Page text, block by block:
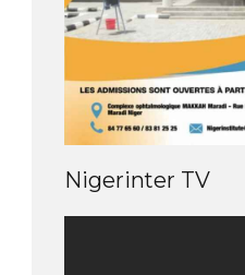
Nigerinter TV